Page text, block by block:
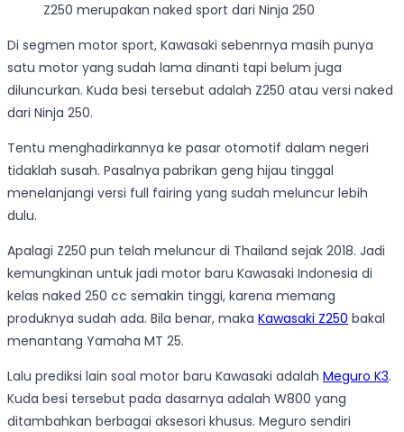
Z250 merupakan naked sport dari Ninja 250
Di segmen motor sport, Kawasaki sebenrnya masih punya
satu motor yang sudah lama dinanti tapi belum juga
diluncurkan. Kuda besi tersebut adalah Z250 atau versi naked
dari Ninja 250.
Tentu menghadirkannya ke pasar otomotif dalam negeri
tidaklah susah. Pasalnya pabrikan geng hijau tinggal
menelanjangi versi full fairing yang sudah meluncur lebih
dulu.
Apalagi Z250 pun telah meluncur di Thailand sejak 2018. Jadi
kemungkinan untuk jadi motor baru Kawasaki Indonesia di
kelas naked 250 cc semakin tinggi, karena memang
produknya sudah ada. Bila benar, maka Kawasaki Z250 bakal
menantang Yamaha MT 25.
Lalu prediksi lain soal motor baru Kawasaki adalah Meguro K3.
Kuda besi tersebut pada dasarnya adalah W800 yang
ditambahkan berbagai aksesori khusus. Meguro sendiri